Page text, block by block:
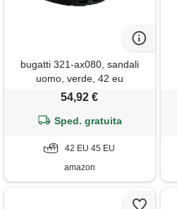
bugatti 321-ax080, sandali
uomo, verde, 42 eu
54,92 €
Sped. gratuita
42 EU 45 EU
amazon